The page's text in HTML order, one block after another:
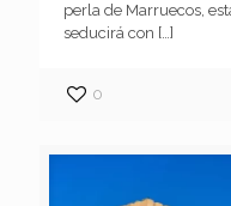
perla de Marruecos,
seducirá con […]
0